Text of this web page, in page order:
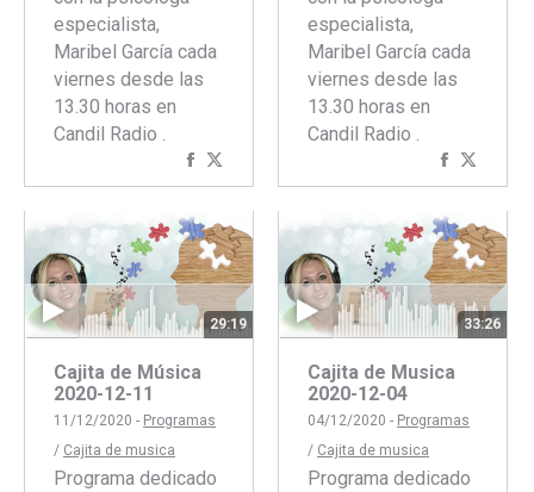
especialista,
Maribel García cada
viernes desde las
13.30 horas en
Candil Radio .
Compartir
con
Facebook
con
Twitter
especialista,
Maribel García cada
viernes desde las
13.30 horas en
Candil Radio .
Compartir
concon
29:19
Cajita de Música
2020-12-11
11/12/2020 - Programas
/ Cajita de musica
Programa dedicado
33:26
Cajita de Musica
2020-12-04
04/12/2020 - Programas
/ Cajita de musica
Programa dedicado